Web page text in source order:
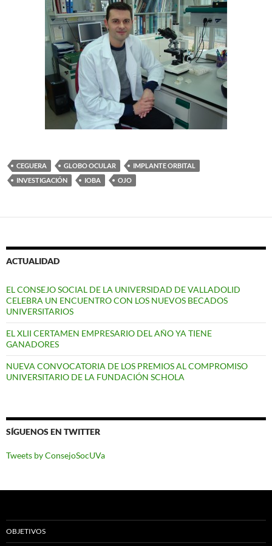
CEGUERA GLOBO OCULAR
IMPLANTE ORBITAL
INVESTIGACIÓN
IOBA OJO
ACTUALIDAD
EL CONSEJO SOCIAL DE LA UNIVERSIDAD DE VALLADOLID
CELEBRA UN ENCUENTRO CON LOS NUEVOS BECADOS
UNIVERSITARIOS
EL XLII CERTAMEN EMPRESARIO DEL AÑO YA TIENE
GANADORES
NUEVA CONVOCATORIA DE LOS PREMIOS AL COMPROMISO
UNIVERSITARIO DE LA FUNDACIÓN SCHOLA
SÍGUENOS EN TWITTER
Tweets by ConsejoSocUVa
OBJETIVOS